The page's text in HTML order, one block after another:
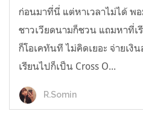
ก่อนมาที่นี่ แต่หาเวลาไม่ได้ พ
ชาวเวียดนามก็ชวน แถมหาที่เ
ก็โอเคทันที ไม่คิดเยอะ จ่ายเงิ
เรียนไปก็เป็น Cross O...
R.Somin